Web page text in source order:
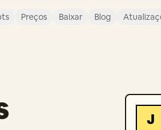
Preços Baixar Blog
J